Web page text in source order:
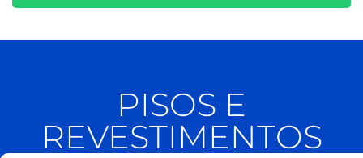
PISOS E
REVESTIMENTOS